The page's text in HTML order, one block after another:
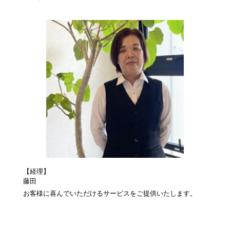
【経理】
藤田
お客様に喜んでいただけるサービスをご提供いたします。